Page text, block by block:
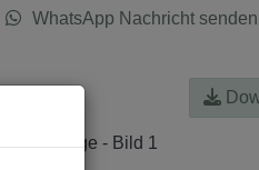
WhatsApp Nachricht senden